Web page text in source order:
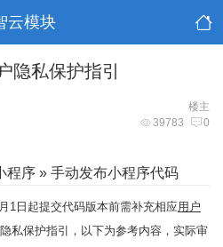
云模块
隐私保护指引
楼主
39783 0
程序 » 手动发布小程序代码
1日起提交代码版本前需补充相应用户
私保护指引，以下为参考内容，实际审